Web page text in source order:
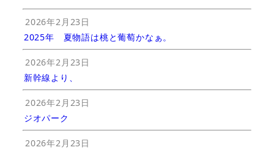
2026年2月23日
2025年 夏物語は桃と葡萄かなぁ。
2026年2月23日
新幹線より、
2026年2月23日
ジオパーク
2026年2月23日